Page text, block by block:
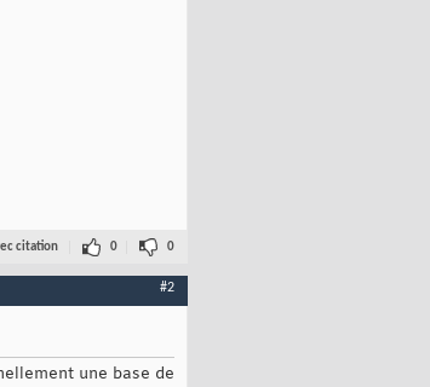
citation 0 0
#2
une base de